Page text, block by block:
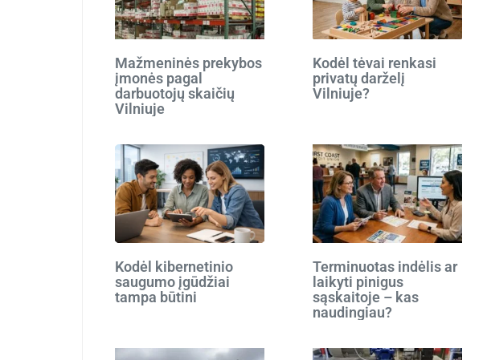
Mažmeninės prekybos
įmonės pagal
darbuotojų skaičių
Vilniuje
Kodėl tėvai renkasi
privatų darželį
Vilniuje?
Kodėl kibernetinio
saugumo įgūdžiai
tampa būtini
Terminuotas indėlis ar
laikyti pinigus
sąskaitoje – kas
naudingiau?